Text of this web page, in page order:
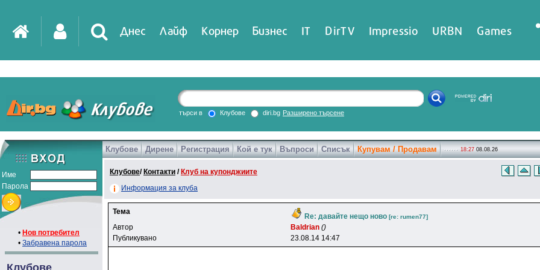
Днес Лайф Корнер Бизнес IT DirTV Impressio URBN Games
търси в Клубове diri.bg Разширено търсене
Име
Парола
• Нов потребител
• Забравена парола
Клубове
Клубове Дирене Регистрация Кой е тук Въпроси Списък Купувам / Продавам 18:27 08.08.26
Клубове/ Контакти / Клуб на купонджиите
Информация за клуба
Тема
Re: давайте нещо ново [re: rumen77]
Автор Baldrian ()
Публикувано
23.08.14 14:47